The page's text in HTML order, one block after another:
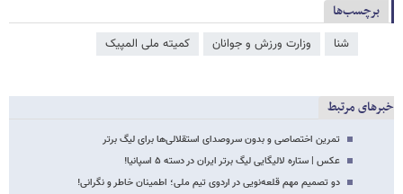
برچسب‌ها
شنا وزارت ورزش و جوانان کمیته ملی المپیک
خبرهای مرتبط
تمرین اختصاصی و بدون سروصدای استقلالی‌ها برای لیگ برتر
عکس | ستاره لالیگایی لیگ برتر ایران در دسته ۵ اسپانیا!
دو تصمیم مهم قلعه‌نویی در اردوی تیم ملی؛ اطمینان خاطر و نگرانی!